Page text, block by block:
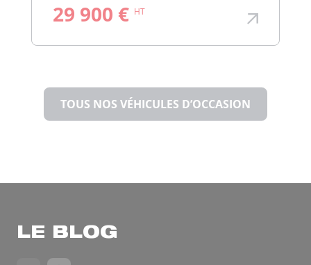
29 900 € HT
TOUS NOS VÉHICULES D’OCCASION
LE BLOG